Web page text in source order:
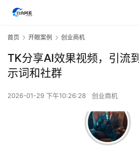
首页 开眼案例 创业商机
TK分享AI效果视频，引流
示词和社群
2026-01-29 下午10:26:28 创业商机